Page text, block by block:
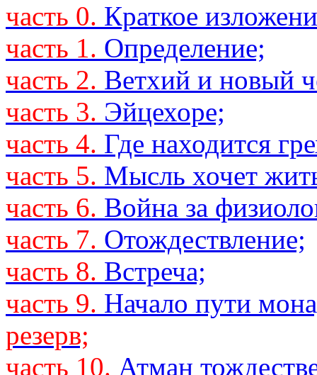
часть 0. Краткое
часть 1. Определение;
часть 2. Ветхий и новый
часть 3. Эйцехоре;
часть 4. Где находится
часть 5. Мысль хочет
часть 6. Война за
часть 7. Отождествление;
часть 8. Встреча;
часть 9. Начало пути
резерв;
часть 10. Атман